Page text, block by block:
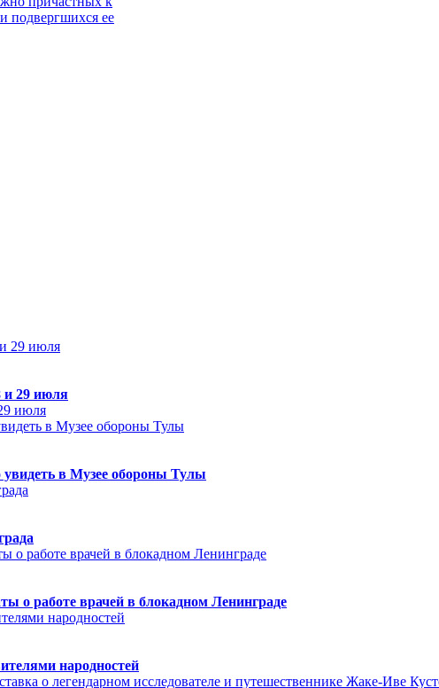
подвергшихся ее
и 29 июля
июля
в Музее обороны Тулы
о работе врачей в блокадном Ленинграде
народностей